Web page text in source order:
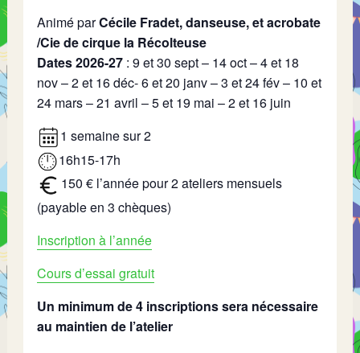
Animé parCécile Fradet, danseuse, et acrobate
/Cie de cirque la Récolteuse
Dates 2026-27 : 9 et 30 sept – 14 oct – 4 et 18
nov – 2 et 16 déc- 6 et 20 janv – 3 et 24 fév – 10 et
24 mars – 21 avril – 5 et 19 mai – 2 et 16 juin
1 semaine sur 2
16h15-17h
150 € l’année pour 2 ateliers mensuels
(payable en 3 chèques)
Inscription à l’année
Cours d’essai gratuit
Un minimum de 4 inscriptions sera nécessaire
au maintien de l’atelier